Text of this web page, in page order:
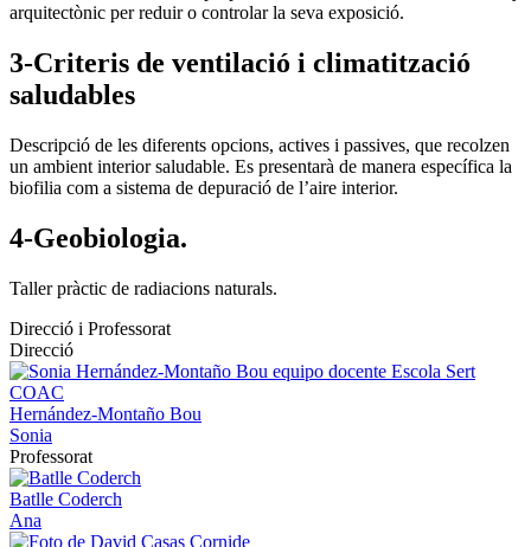
arquitectònic per reduir o controlar la seva exposició.
3-Criteris de ventilació i climatització
saludables
Descripció de les diferents opcions, actives i passives, que recolzen
un ambient interior saludable. Es presentarà de manera específica la
biofilia com a sistema de depuració de l’aire interior.
4-Geobiologia.
Taller pràctic de radiacions naturals.
Direcció i Professorat
Direcció
Hernández-Montaño Bou
Sonia
Professorat
Batlle Coderch
Ana